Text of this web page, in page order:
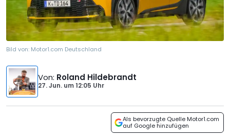
Bild von: Motor1.com Deutschland
Von: Roland Hildebrandt
27. Jun. um12:05 Uhr
Als bevorzugte Quelle Motor1.com
auf Google hinzufügen